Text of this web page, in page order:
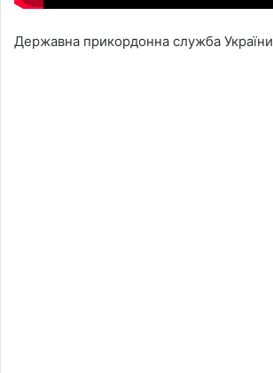
Державна прикордонна служба України